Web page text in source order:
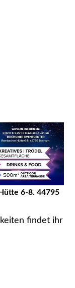
Hütte 6-8. 44795
findet ihr